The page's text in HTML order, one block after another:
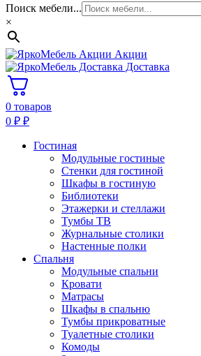
Поиск мебели...
×
Акции
Доставка
0 товаров
0 ₽ ₽
Гостиная
Модульные гостиные
Стенки для гостиной
Шкафы в гостиную
Библиотеки
Этажерки и стеллажи
Тумбы ТВ
Журнальные столики
Настенные полки
Спальня
Модульные спальни
Кровати
Матрасы
Шкафы в спальню
Тумбы прикроватные
Туалетные столики
Комоды